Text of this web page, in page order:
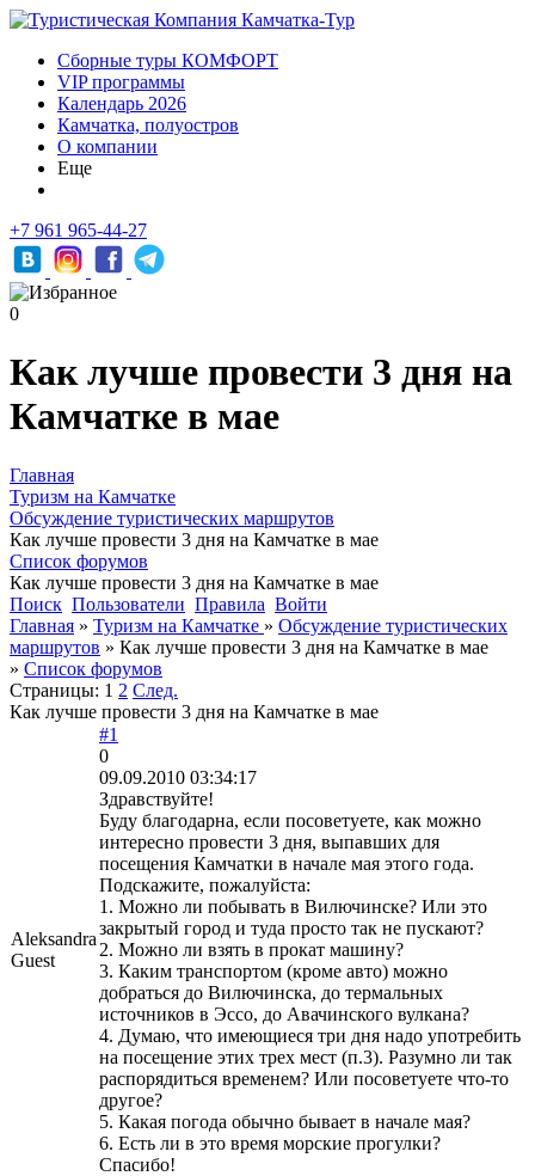
Сборные туры КОМФОРТ
VIP программы
Календарь 2026
Камчатка, полуостров
О компании
Еще
+7 961 965-44-27
0
Как лучше провести 3 дня на
Камчатке в мае
Главная
Туризм на Камчатке
Обсуждение туристических маршрутов
Как лучше провести 3 дня на Камчатке в мае
Список форумов
Как лучше провести 3 дня на Камчатке в мае
Поиск Пользователи Правила Войти
Главная » Туризм на Камчатке » Обсуждение туристических
маршрутов » Как лучше провести 3 дня на Камчатке в мае
» Список форумов
Страницы: 1 2 След.
Как лучше провести 3 дня на Камчатке в мае
Aleksandra
Guest
#1
0
09.09.2010 03:34:17
Здравствуйте!
Буду благодарна, если посоветуете, как можно
интересно провести 3 дня, выпавших для
посещения Камчатки в начале мая этого года.
Подскажите, пожалуйста:
1. Можно ли побывать в Вилючинске? Или это
закрытый город и туда просто так не пускают?
2. Можно ли взять в прокат машину?
3. Каким транспортом (кроме авто) можно
добраться до Вилючинска, до термальных
источников в Эссо, до Авачинского вулкана?
4. Думаю, что имеющиеся три дня надо употребить
на посещение этих трех мест (п.3). Разумно ли так
распорядиться временем? Или посоветуете что-то
другое?
5. Какая погода обычно бывает в начале мая?
6. Есть ли в это время морские прогулки?
Спасибо!